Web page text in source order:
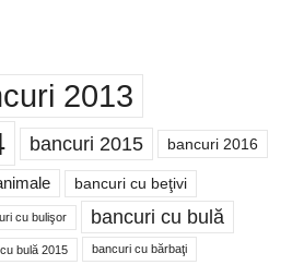
2013
bancuri 2015 bancuri 2016
bancuri cu beţivi
cu bulişor bancuri cu bulă
bulă 2015 bancuri cu bărbaţi